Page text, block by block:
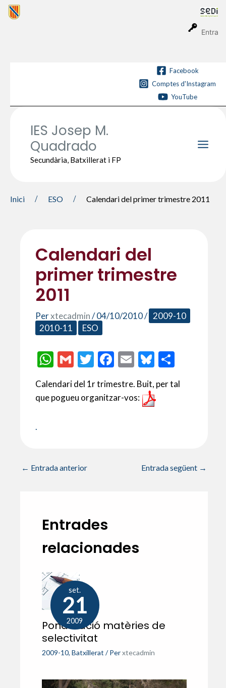
Entra
Vés
Facebook
Comptes d'Instagram
YouTube
IES Josep M.
Quadrado
Secundària, Batxillerat i FP
Inici ESO Calendari del primer trimestre 2011
Calendari del
primer trimestre
2011
Perxtecadmin/04/10/2010/ 2009-10
2010-11
ESO
W
at
s
G
ai
l
T
itt
er
F
e
b
E
ai
l
Bl
es
ky
m
Calendari del 1r trimestre. Buit, per tal
que pogueu organitzar-vos:
.
← Entrada anterior Entrada següent →
Entrades
relacionades
set.
21
2009
Ponderació matèries de
selectivitat
2009-10, Batxillerat / Per xtecadmin